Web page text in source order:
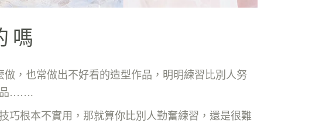
嗎
，也常做出不好看的造型作品，明明練習比別人努
品…….
巧根本不實用，那就算你比別人勤奮練習，還是很難